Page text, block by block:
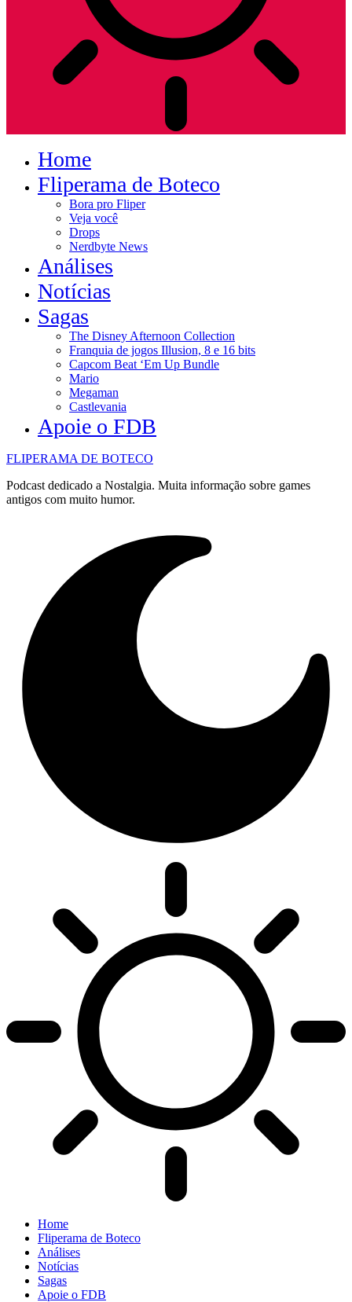
Home
Fliperama de Boteco
Bora pro Fliper
Veja você
Drops
Nerdbyte News
Análises
Notícias
Sagas
The Disney Afternoon Collection
Franquia de jogos Illusion, 8 e 16 bits
Capcom Beat ‘Em Up Bundle
Mario
Megaman
Castlevania
Apoie o FDB
FLIPERAMA DE BOTECO
Podcast dedicado a Nostalgia. Muita informação sobre games
antigos com muito humor.
Home
Fliperama de Boteco
Análises
Notícias
Sagas
Apoie o FDB